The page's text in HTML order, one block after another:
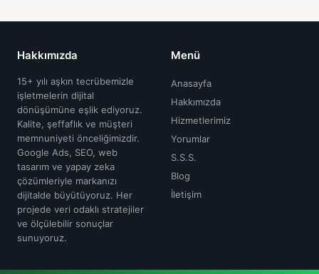
Google Yorum Saldırısı
Oku →
29 Nis 2026
Google Yorum Ücreti
29 Nis 2026
Hakkımızda
15+ yılı aşkın tecrübemizle
işletmelerin dijital
dönüşümüne eşlik ediyoruz.
Kalite, şeffaflık ve müşteri
memnuniyeti önceliğimizdir.
Google Ads, SEO, web
tasarım ve yapay zeka
çözümleriyle markanızı
dijitalde büyütüyoruz. Her
projede veri odaklı stratejiler
ve ölçülebilir sonuçlar
sunuyoruz.
Menü
Anasayfa
Hakkımızda
Hizmetlerimiz
Yorumlar
S.S.S.
Blog
İletişim